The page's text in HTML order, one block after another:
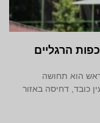
הרגליים
הוא תחושה
כובד, דחיסה באזור